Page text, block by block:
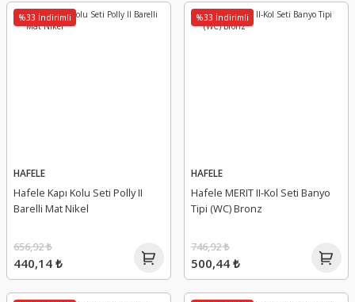
%33 İndirimli
HAFELE
Hafele Kapı Kolu Seti Polly II
Barelli Mat Nikel
440,14 ₺
656,92 ₺
%33 İndirimli
HAFELE
Hafele MERIT II-Kol Seti Banyo
Tipi (WC) Bronz
500,44 ₺
746,92 ₺